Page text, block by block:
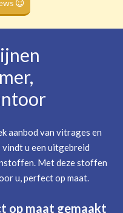
aanbod van vitrages en
u een uitgebreid
Met deze stoffen
u, perfect op maat.
op maat gemaakt